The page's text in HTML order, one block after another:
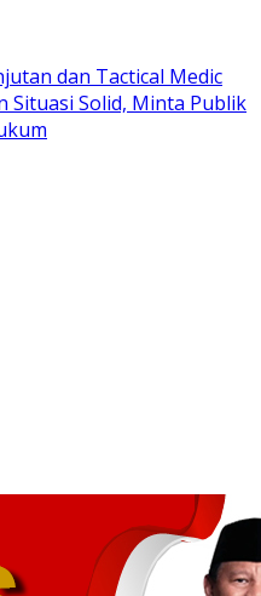
dan Tactical Medic
Situasi Solid, Minta Publik